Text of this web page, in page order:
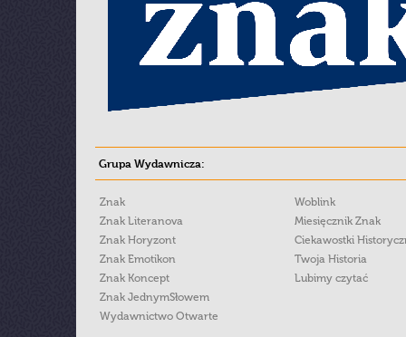
Grupa Wydawnicza:
Znak
Znak Literanova
Znak Horyzont
Znak Emotikon
Znak Koncept
Znak JednymSłowem
Wydawnictwo Otwarte
Woblink
Miesięcznik Znak
Ciekawostki
Twoja Historia
Lubimy czytać